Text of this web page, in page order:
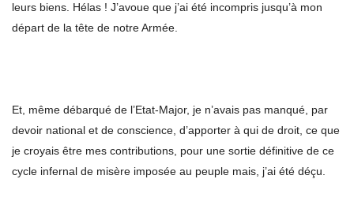
leurs biens. Hélas ! J’avoue que j’ai été incompris jusqu’à mon
départ de la tête de notre Armée.
Et, même débarqué de l’Etat-Major, je n’avais pas manqué, par
devoir national et de conscience, d’apporter à qui de droit, ce que
je croyais être mes contributions, pour une sortie définitive de ce
cycle infernal de misère imposée au peuple mais, j’ai été déçu.